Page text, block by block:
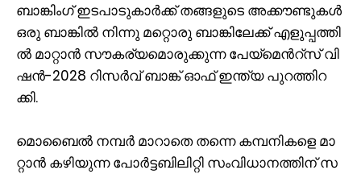
ബാ​ങ്കിം​ഗ് ഇ​ട​പാ​ടു​കാ​ർ​ക്ക് ത​ങ്ങ​ളു​ടെ അ​ക്കൗ​ണ്ടു​ക​ൾ
ഒ​രു ബാ​ങ്കി​ൽ നി​ന്നു മ​റ്റൊ​രു ബാ​ങ്കി​ലേ​ക്ക് എ​ളു​പ്പ​ത്തി​
ൽ മാ​റ്റാ​ൻ സൗ​ക​ര്യ​മൊ​രു​ക്കു​ന്ന പേ​യ്‌​മെ​ന്‍റ്സ് വി​
ഷ​ൻ-2028 റി​സ​ർ​വ് ബാ​ങ്ക് ഓ​ഫ് ഇ​ന്ത്യ പു​റ​ത്തി​റ​
ക്കി.
മൊ​ബൈ​ൽ ന​മ്പ​ർ മാ​റാ​തെ ത​ന്നെ ക​മ്പ​നി​ക​ളെ മാ​
റ്റാ​ൻ ക​ഴി​യു​ന്ന പോ​ർ​ട്ട​ബി​ലി​റ്റി സം​വി​ധാ​ന​ത്തി​ന് സ​